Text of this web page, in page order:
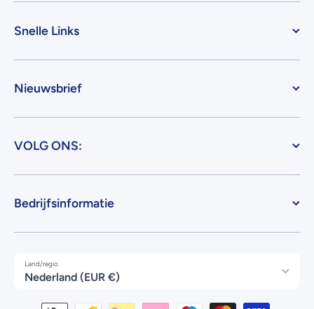
Snelle Links
Nieuwsbrief
VOLG ONS:
Bedrijfsinformatie
Land/regio
Nederland (EUR €)
Betaalmethodes